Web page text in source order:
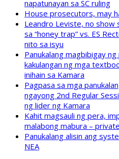
napatunayan sa SC ruling
House prosecutors, may
Leandro Leviste, no show
sa “honey trap” vs. ES
nito sa isyu
Panukalang magbibigay
kakulangan ng mga
inihain sa Kamara
Pagpasa sa mga
ngayong 2nd Regular
ng lider ng Kamara
Kahit magsauli ng pera,
malabong mabura –
Panukalang alisin ang
NEA